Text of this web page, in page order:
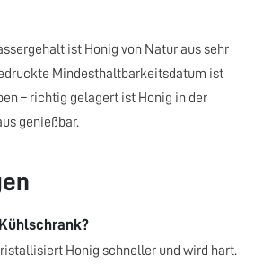
ist Honig von Natur aus sehr
Mindesthaltbarkeitsdatum ist
– richtig gelagert ist Honig in der
genießbar.
Honig schneller und wird hart.